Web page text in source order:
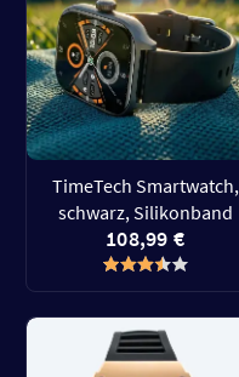
TimeTech Smartwatch,
schwarz, Silikonband
108,99 €